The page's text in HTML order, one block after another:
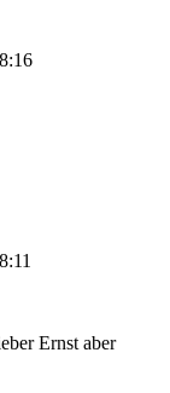
Ernst aber